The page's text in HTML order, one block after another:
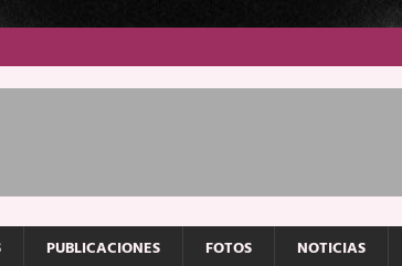
PUBLICACIONES FOTOS NOTICIAS